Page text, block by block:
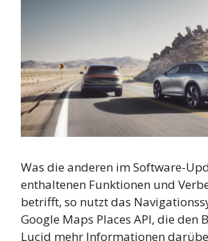
Was die anderen im Software-
enthaltenen Funktionen und
betrifft, so nutzt das
Google Maps Places API, die den
Lucid mehr Informationen